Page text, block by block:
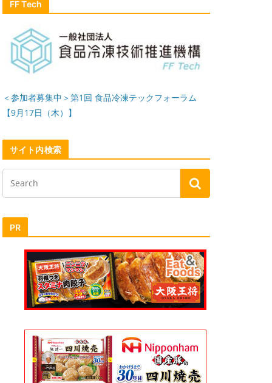
FF Tech
＜参加者募集中＞第1回 食品冷凍テックフォーラム
【9月17日（木）】
サイト内検索
PR